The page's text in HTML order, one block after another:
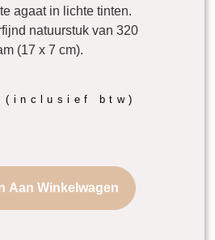
agaat in lichte tinten.
natuurstuk van 320
(17 x 7 cm).
(inclusief btw)
Aan Winkelwagen